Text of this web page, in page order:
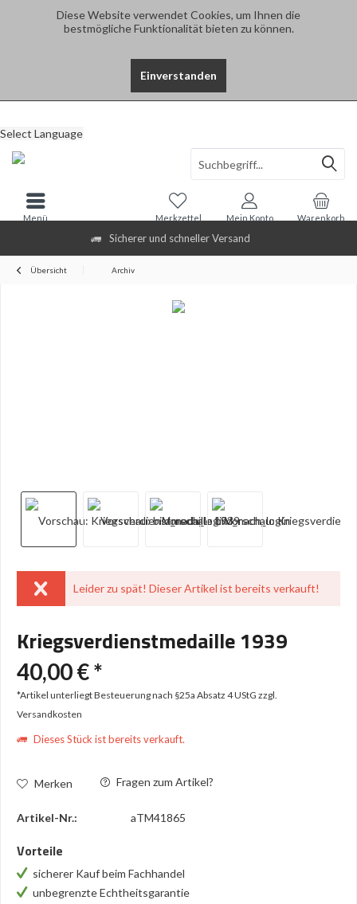
Diese Website verwendet Cookies, um Ihnen die
bestmögliche Funktionalität bieten zu können.
Einverstanden
Sicherer und schneller Versand
Select Language
Warenkorb
Merkzettel Mein Konto
Menü
Übersicht Archiv
Leider zu spät! Dieser Artikel ist bereits verkauft!
Kriegsverdienstmedaille 1939
40,00 € *
*Artikel unterliegt Besteuerung nach §25a Absatz 4 UStG zzgl.
Versandkosten
Dieses Stück ist bereits verkauft.
Merken Fragen zum Artikel?
Artikel-Nr.: aTM41865
Vorteile
sicherer Kauf beim Fachhandel
unbegrenzte Echtheitsgarantie